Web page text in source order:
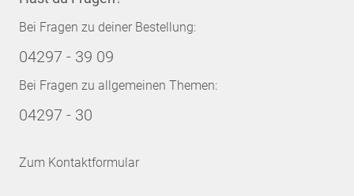
Bei Fragen zu deiner Bestellung:
04297 - 39 09
Bei Fragen zu allgemeinen Themen:
04297 - 30
Zum Kontaktformular